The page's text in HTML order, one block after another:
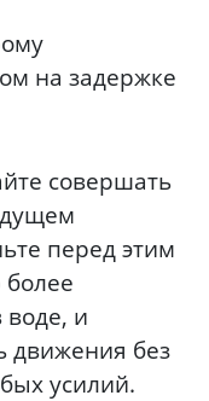
на задержке
совершать
перед этим
воде, и
движения без
усилий.